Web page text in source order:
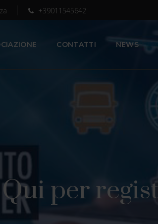
+39011545642
CONTATTI NEWS
per